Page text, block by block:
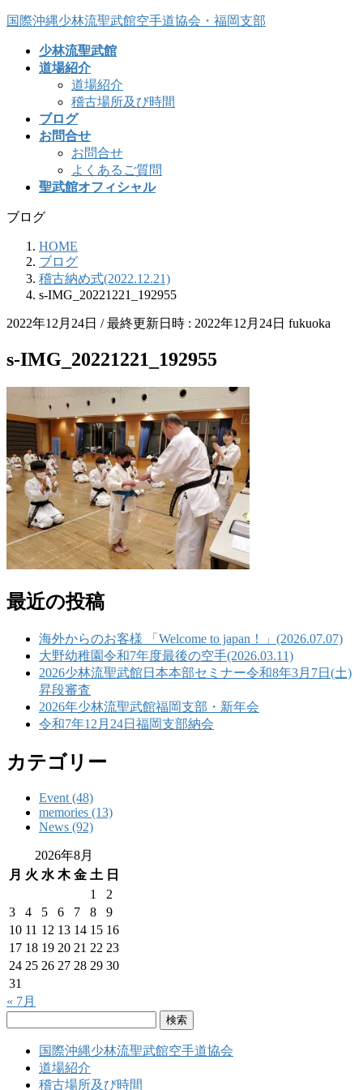
コ
ナ
国際沖縄少林流聖武館空手道協会・福岡支部
少林流聖武館
道場紹介
道場紹介
稽古場所及び時間
ブログ
お問合せ
お問合せ
よくあるご質問
聖武館オフィシャル
ブログ
HOME
ブログ
稽古納め式(2022.12.21)
s-IMG_20221221_192955
2022年12月24日 / 最終更新日時 : 2022年12月24日 fukuoka
s-IMG_20221221_192955
最近の投稿
海外からのお客様 「Welcome to japan！」(2026.07.07)
大野幼稚園令和7年度最後の空手(2026.03.11)
2026少林流聖武館日本本部セミナー令和8年3月7日(土)
昇段審査
2026年少林流聖武館福岡支部・新年会
令和7年12月24日福岡支部納会
カテゴリー
Event (48)
memories (13)
News (92)
2026年8月
月 火 水 木 金 土 日
1
2
3
4 5 6 7 8
9
10 11 12 13 14 15 16
17 18 19 20 21 22 23
24 25 26 27 28 29 30
31
« 7月
国際沖縄少林流聖武館空手道協会
道場紹介
稽古場所及び時間